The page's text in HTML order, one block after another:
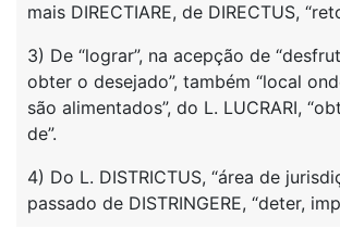
mais DIRECTIARE, de DIRECTUS,
3) De “lograr”, na acepção de
obter o desejado”, também “local
são alimentados”, do L. LUCRARI,
de”.
4) Do L. DISTRICTUS, “área de
passado de DISTRINGERE, “deter,